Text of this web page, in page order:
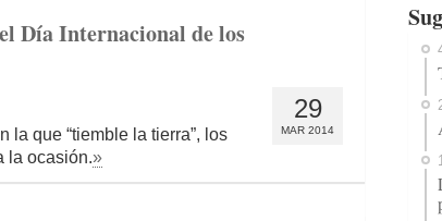
Día Internacional de los
29
MAR 2014
la que “tiemble la tierra”, los
la ocasión.»